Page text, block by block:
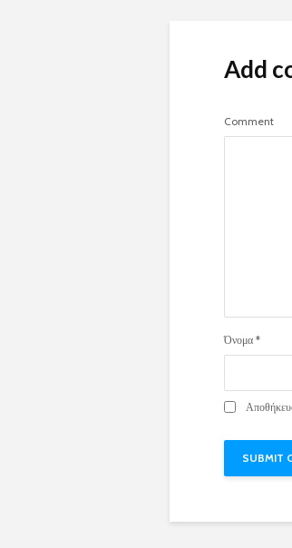
Add
Comment
Όνομα *